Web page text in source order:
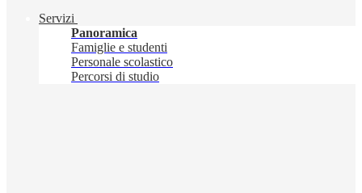
Servizi
Panoramica
Famiglie e studenti
Personale scolastico
Percorsi di studio